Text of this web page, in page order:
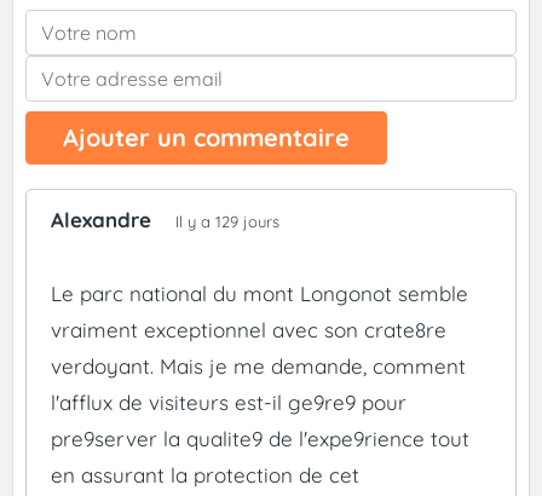
Ajouter un commentaire
Alexandre Il y a 129 jours
Le parc national du mont Longonot semble
vraiment exceptionnel avec son crate8re
verdoyant. Mais je me demande, comment
l'afflux de visiteurs est-il ge9re9 pour
pre9server la qualite9 de l'expe9rience tout
en assurant la protection de cet